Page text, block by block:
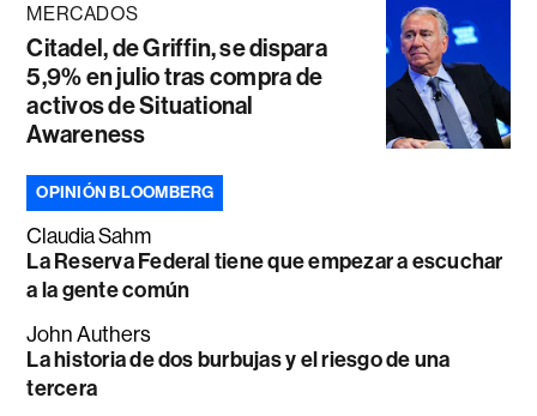
MERCADOS
Citadel, de Griffin, se dispara
5,9% en julio tras compra de
activos de Situational
Awareness
OPINIÓN BLOOMBERG
Claudia Sahm
La Reserva Federal tiene que empezar a escuchar
a la gente común
John Authers
La historia de dos burbujas y el riesgo de una
tercera